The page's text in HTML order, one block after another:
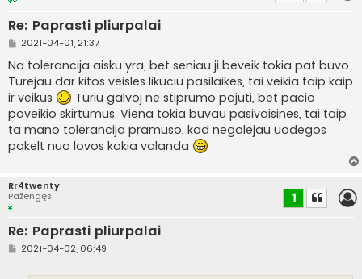
Re: Paprasti pliurpalai
S
a
n
d
a
r
t
i
n
ė
2021-04-01, 21:37
Na tolerancija aisku yra, bet seniau ji beveik tokia pat buvo.
Turejau dar kitos veisles likuciu pasilaikes, tai veikia taip kaip
ir veikus
Turiu galvoj ne stiprumo pojuti, bet pacio
poveikio skirtumus. Viena tokia buvau pasivaisines, tai taip
ta mano tolerancija pramuso, kad negalejau uodegos
pakelt nuo lovos kokia valanda
Rr4twenty
Pažengęs
Re: Paprasti pliurpalai
1
S2021-04-02, 06:49